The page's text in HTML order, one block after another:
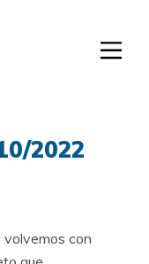
2022
volvemos con